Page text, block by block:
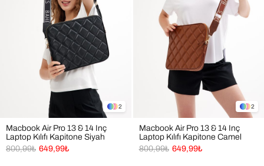
kapama ve askı sayesinde rahat taşıma
📐 Ürün Ölçüleri
Genişlik: 36 cm
Yükseklik: 28 cm
En: 3 cm
🎯 Kimler İçin İdeal?
Seyahatlerinde elektronik ürünlerini korumak
isteyenler
Pratik, sade ve şık bir macbook ve laptop çantası
arayanlar
2
Macbook Air Pro 13 & 14 Inç
Laptop Kılıfı Kapitone Siyah
649,99₺
800,99₺
2
Macbook Air Pro 13 & 14 Inç
Laptop Kılıfı Kapitone Camel
649,99₺
800,99₺